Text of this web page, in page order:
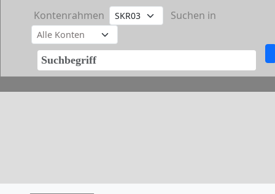
Kontenrahmen Suchen in